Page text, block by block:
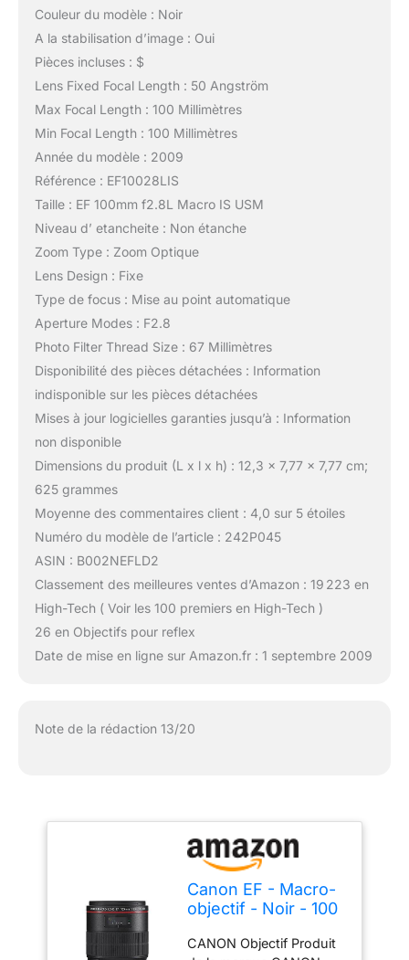
Couleur du modèle : Noir
A la stabilisation d’image : Oui
Pièces incluses : $
Lens Fixed Focal Length : 50 Angström
Max Focal Length : 100 Millimètres
Min Focal Length : 100 Millimètres
Année du modèle : 2009
Référence : EF10028LIS
Taille : EF 100mm f2.8L Macro IS USM
Niveau d’ etancheite : Non étanche
Zoom Type : Zoom Optique
Lens Design : Fixe
Type de focus : Mise au point automatique
Aperture Modes : F2.8
Photo Filter Thread Size : 67 Millimètres
Disponibilité des pièces détachées : Information
indisponible sur les pièces détachées
Mises à jour logicielles garanties jusqu’à : Information
non disponible
Dimensions du produit (L x l x h) : 12,3 x 7,77 x 7,77 cm;
625 grammes
Moyenne des commentaires client : 4,0 sur 5 étoiles
Numéro du modèle de l’article : 242P045
ASIN : B002NEFLD2
Classement des meilleures ventes d’Amazon : 19 223 en
High-Tech ( Voir les 100 premiers en High-Tech )
26 en Objectifs pour reflex
Date de mise en ligne sur Amazon.fr : 1 septembre 2009
Note de la rédaction 13/20
Canon EF - Macro-
objectif - Noir - 100
IS USM - Canon EF
CANON Objectif Produit